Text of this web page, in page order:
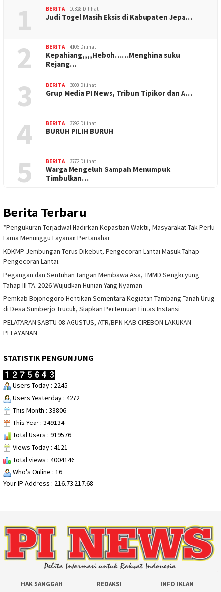
1 BERITA 10328 Dilihat
Judi Togel Masih Eksis di Kabupaten Jepa…
2 BERITA 4106 Dilihat
Kepahiang,,,,Heboh……Menghina suku
Rejang…
3 BERITA 3808 Dilihat
Grup Media PI News, Tribun Tipikor dan A…
4 BERITA 3792 Dilihat
BURUH PILIH BURUH
5 BERITA 3772 Dilihat
Warga Mengeluh Sampah Menumpuk
Timbulkan…
Berita Terbaru
*Pengukuran Terjadwal Hadirkan Kepastian Waktu, Masyarakat Tak Perlu
Lama Menunggu Layanan Pertanahan
KDKMP Jembungan Terus Dikebut, Pengecoran Lantai Masuk Tahap
Pengecoran Lantai.
Pegangan dan Sentuhan Tangan Membawa Asa, TMMD Sengkuyung
Tahap III TA. 2026 Wujudkan Hunian Yang Nyaman
Pemkab Bojonegoro Hentikan Sementara Kegiatan Tambang Tanah Urug
di Desa Sumberjo Trucuk, Siapkan Pertemuan Lintas Instansi
PELATARAN SABTU 08 AGUSTUS, ATR/BPN KAB CIREBON LAKUKAN
PELAYANAN
STATISTIK PENGUNJUNG
Users Today : 2245
Users Yesterday : 4272
This Month : 33806
This Year : 349134
Total Users : 919576
Views Today : 4121
Total views : 4004146
Who's Online : 16
Your IP Address : 216.73.217.68
HAK SANGGAH REDAKSI INFO IKLAN